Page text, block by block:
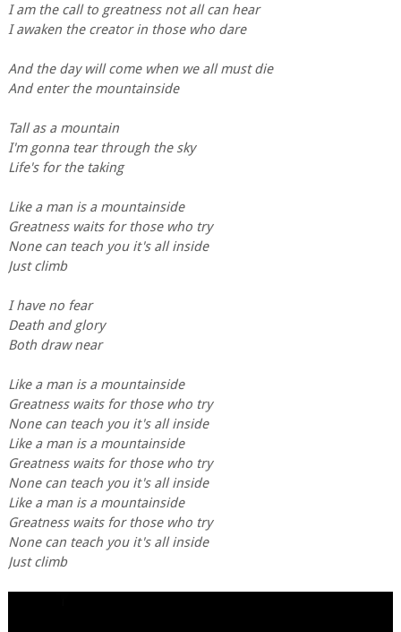
I am the call to greatness not all can hear
I awaken the creator in those who dare
And the day will come when we all must die
And enter the mountainside
Tall as a mountain
I'm gonna tear through the sky
Life's for the taking
Like a man is a mountainside
Greatness waits for those who try
None can teach you it's all inside
Just climb
I have no fear
Death and glory
Both draw near
Like a man is a mountainside
Greatness waits for those who try
None can teach you it's all inside
Like a man is a mountainside
Greatness waits for those who try
None can teach you it's all inside
Like a man is a mountainside
Greatness waits for those who try
None can teach you it's all inside
Just climb